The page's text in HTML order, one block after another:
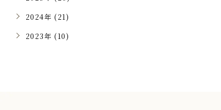
2024年 (21)
2023年 (10)